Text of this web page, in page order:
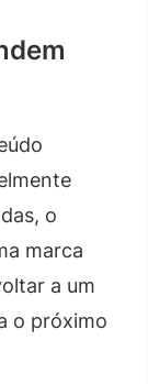
o
marca
a um
o próximo